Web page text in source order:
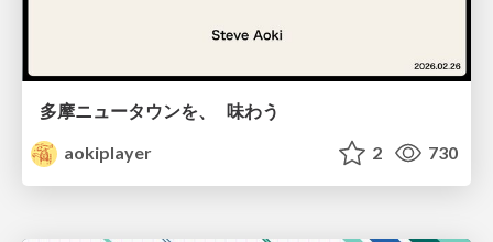
多摩ニュータウンを、 味わう
aokiplayer
2 730